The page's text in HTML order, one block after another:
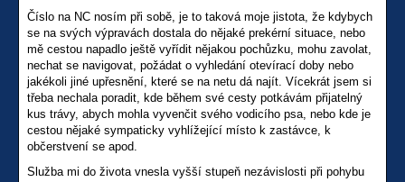
Číslo na NC nosím při sobě, je to taková moje jistota, že kdybych
se na svých výpravách dostala do nějaké prekérní situace, nebo
mě cestou napadlo ještě vyřídit nějakou pochůzku, mohu zavolat,
nechat se navigovat, požádat o vyhledání otevírací doby nebo
jakékoli jiné upřesnění, které se na netu dá najít. Vícekrát jsem si
třeba nechala poradit, kde během své cesty potkávám přijatelný
kus trávy, abych mohla vyvenčit svého vodicího psa, nebo kde je
cestou nějaké sympaticky vyhlížející místo k zastávce, k
občerstvení se apod.
Služba mi do života vnesla vyšší stupeň nezávislosti při pohybu